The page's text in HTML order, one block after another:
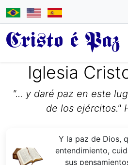
Cristo é Paz
Iglesia
"... y daré paz en este
de los ejércitos."
Y la paz de Dios,
entendimiento,
sus